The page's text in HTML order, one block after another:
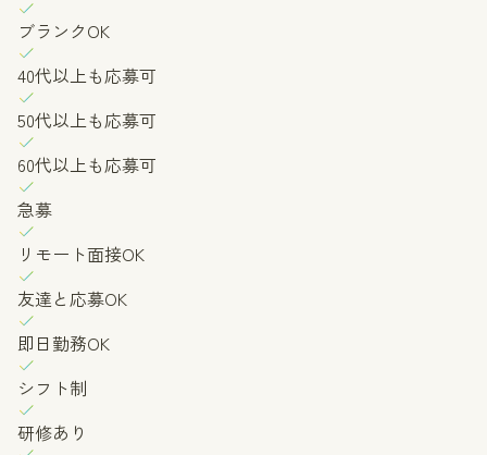
ブランクOK
40代以上も応募可
50代以上も応募可
60代以上も応募可
急募
リモート面接OK
友達と応募OK
即日勤務OK
シフト制
研修あり